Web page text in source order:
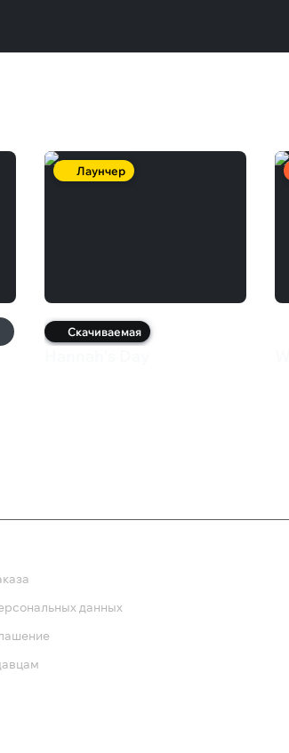
Лаунчер
Скачиваемая
данных